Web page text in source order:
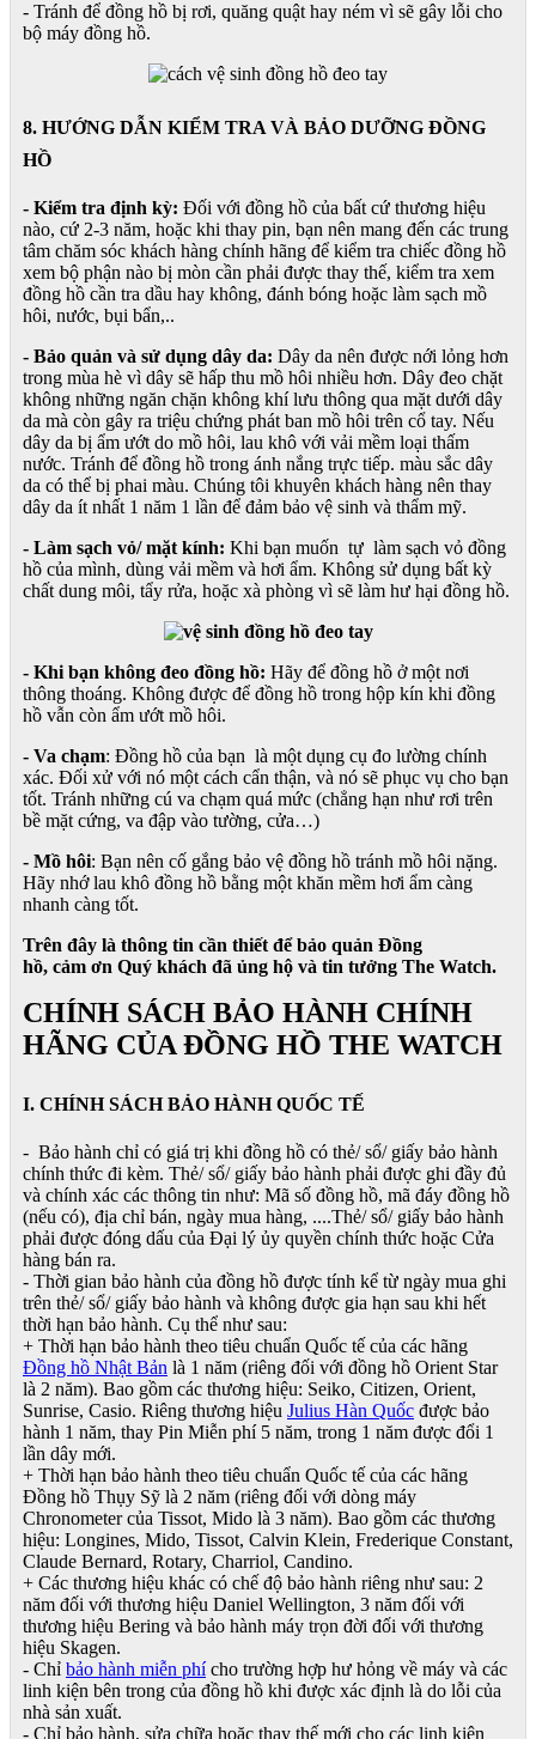
- Tránh để đồng hồ bị rơi, quăng quật hay ném vì sẽ gây lỗi cho
bộ máy đồng hồ.
8. HƯỚNG DẪN KIỂM TRA VÀ BẢO DƯỠNG ĐỒNG
HỒ
- Kiểm tra định kỳ: Đối với đồng hồ của bất cứ thương hiệu
nào, cứ 2-3 năm, hoặc khi thay pin, bạn nên mang đến các trung
tâm chăm sóc khách hàng chính hãng để kiểm tra chiếc đồng hồ
xem bộ phận nào bị mòn cần phải được thay thế, kiểm tra xem
đồng hồ cần tra dầu hay không, đánh bóng hoặc làm sạch mồ
hôi, nước, bụi bẩn,..
- Bảo quản và sử dụng dây da: Dây da nên được nới lỏng hơn
trong mùa hè vì dây sẽ hấp thu mồ hôi nhiều hơn. Dây đeo chặt
không những ngăn chặn không khí lưu thông qua mặt dưới dây
da mà còn gây ra triệu chứng phát ban mồ hôi trên cổ tay. Nếu
dây da bị ẩm ướt do mồ hôi, lau khô với vải mềm loại thấm
nước. Tránh để đồng hồ trong ánh nắng trực tiếp. màu sắc dây
da có thể bị phai màu. Chúng tôi khuyên khách hàng nên thay
dây da ít nhất 1 năm 1 lần để đảm bảo vệ sinh và thẩm mỹ.
- Làm sạch vỏ/ mặt kính: Khi bạn muốn tự làm sạch vỏ đồng
hồ của mình, dùng vải mềm và hơi ẩm. Không sử dụng bất kỳ
chất dung môi, tẩy rửa, hoặc xà phòng vì sẽ làm hư hại đồng hồ.
- Khi bạn không đeo đồng hồ: Hãy để đồng hồ ở một nơi
thông thoáng. Không được để đồng hồ trong hộp kín khi đồng
hồ vẫn còn ẩm ướt mồ hôi.
- Va chạm: Đồng hồ của bạn là một dụng cụ đo lường chính
xác. Đối xử với nó một cách cẩn thận, và nó sẽ phục vụ cho bạn
tốt. Tránh những cú va chạm quá mức (chẳng hạn như rơi trên
bề mặt cứng, va đập vào tường, cửa…)
- Mồ hôi: Bạn nên cố gắng bảo vệ đồng hồ tránh mồ hôi nặng.
Hãy nhớ lau khô đồng hồ bằng một khăn mềm hơi ẩm càng
nhanh càng tốt.
Trên đây là thông tin cần thiết để bảo quản Đồng
hồ, cảm ơn Quý khách đã ủng hộ và tin tưởng The Watch.
CHÍNH SÁCH BẢO HÀNH CHÍNH
HÃNG CỦA ĐỒNG HỒ THE WATCH
I. CHÍNH SÁCH BẢO HÀNH QUỐC TẾ
- Bảo hành chỉ có giá trị khi đồng hồ có thẻ/ sổ/ giấy bảo hành
chính thức đi kèm. Thẻ/ sổ/ giấy bảo hành phải được ghi đầy đủ
và chính xác các thông tin như: Mã số đồng hồ, mã đáy đồng hồ
(nếu có), địa chỉ bán, ngày mua hàng, ....Thẻ/ sổ/ giấy bảo hành
phải được đóng dấu của Đại lý ủy quyền chính thức hoặc Cửa
hàng bán ra.
- Thời gian bảo hành của đồng hồ được tính kể từ ngày mua ghi
trên thẻ/ sổ/ giấy bảo hành và không được gia hạn sau khi hết
thời hạn bảo hành. Cụ thể như sau:
+ Thời hạn bảo hành theo tiêu chuẩn Quốc tế của các hãng
Đồng hồ Nhật Bản là 1 năm (riêng đối với đồng hồ Orient Star
là 2 năm). Bao gồm các thương hiệu: Seiko, Citizen, Orient,
Sunrise, Casio. Riêng thương hiệu Julius Hàn Quốc được bảo
hành 1 năm, thay Pin Miễn phí 5 năm, trong 1 năm được đổi 1
lần dây mới.
+ Thời hạn bảo hành theo tiêu chuẩn Quốc tế của các hãng
Đồng hồ Thụy Sỹ là 2 năm (riêng đối với dòng máy
Chronometer của Tissot, Mido là 3 năm). Bao gồm các thương
hiệu: Longines, Mido, Tissot, Calvin Klein, Frederique Constant,
Claude Bernard, Rotary, Charriol, Candino.
+ Các thương hiệu khác có chế độ bảo hành riêng như sau: 2
năm đối với thương hiệu Daniel Wellington, 3 năm đối với
thương hiệu Bering và bảo hành máy trọn đời đối với thương
hiệu Skagen.
- Chỉ bảo hành miễn phícho trường hợp hư hỏng về máy và các
linh kiện bên trong của đồng hồ khi được xác định là do lỗi của
nhà sản xuất.
- Chỉ bảo hành, sửa chữa hoặc thay thế mới cho các linh kiện